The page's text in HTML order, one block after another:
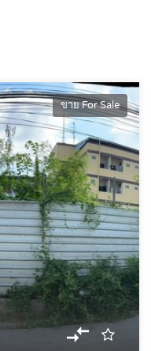
ขาย For Sale